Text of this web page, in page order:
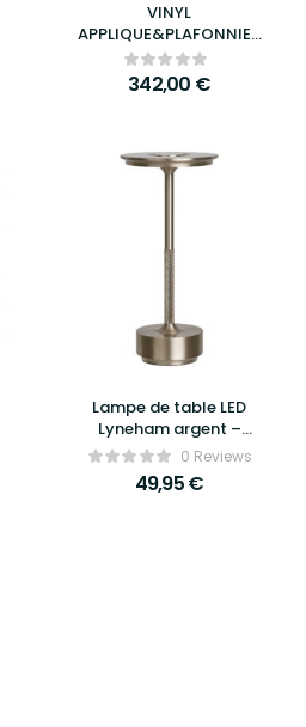
VINYL
APPLIQUE&PLAFONNIER
SMALL ø 32CM
342,00 €
Lampe de table LED
Lyneham argent –
House Nordic
0 Reviews
49,95€